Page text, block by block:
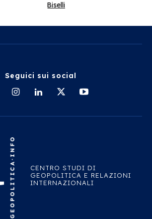
Biselli
Seguici sui social
CENTRO STUDI DI
GEOPOLITICA E RELAZIONI
INTERNAZIONALI